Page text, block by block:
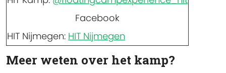
Facebook
HIT Nijmegen: HIT Nijmegen
Meer weten over het kamp?